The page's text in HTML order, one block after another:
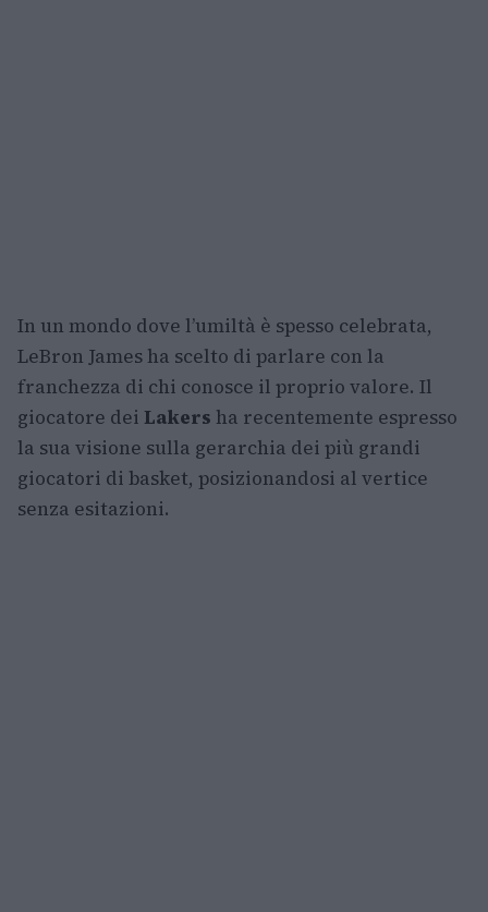
In un mondo dove l’umiltà è spesso celebrata,
LeBron James ha scelto di parlare con la
franchezza di chi conosce il proprio valore. Il
giocatore dei Lakers ha recentemente espresso
la sua visione sulla gerarchia dei più grandi
giocatori di basket, posizionandosi al vertice
senza esitazioni.